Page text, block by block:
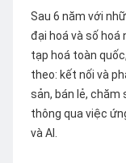
Sau 6 năm với
đại hoá và số hoá
tạp hoá toàn
theo: kết nối và
sản, bán lẻ, chăm
thông qua việc
và AI.